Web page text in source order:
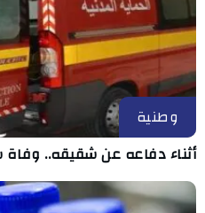
وطنية
أثناء دفاعه عن شقيقه..